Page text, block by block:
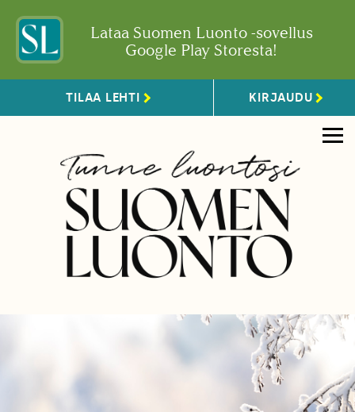
Lataa Suomen Luonto -sovellus
Google Play Storesta!
TILAA LEHTI KIRJAUDU